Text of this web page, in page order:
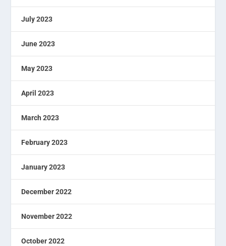
July 2023
June 2023
May 2023
April 2023
March 2023
February 2023
January 2023
December 2022
November 2022
October 2022